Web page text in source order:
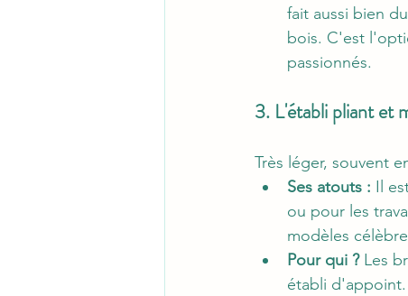
fait aussi bien
bois. C'est
passionnés.
3. L'établi pliant et
Très léger, souvent
Ses atouts : Il
ou pour les
modèles
Pour qui ? Les
établi